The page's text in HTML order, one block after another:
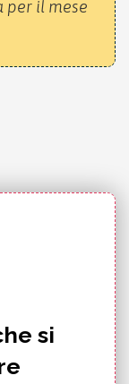
per il mese
si